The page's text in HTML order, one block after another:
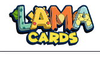
Zum Inhalt springen